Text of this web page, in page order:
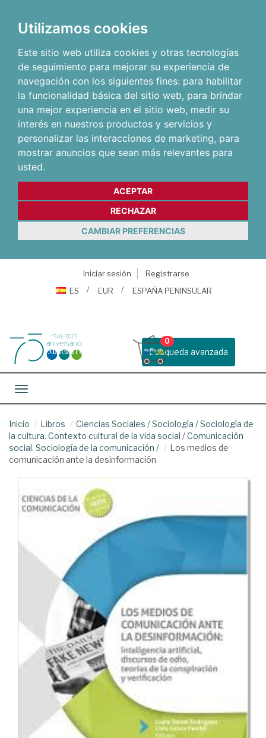
Utilizamos cookies
Este sitio web utiliza cookies y otras tecnologías
de seguimiento para mejorar su experiencia de
navegación con los siguientes fines: para habilitar
la funcionalidad básica del sitio web, para brindar
una mejor experiencia en el sitio web, medir su
interés en nuestros productos y servicios y
personalizar las interacciones de marketing, para
mostrar anuncios que sean más relevantes para
usted.
ACEPTAR
RECHAZAR
CAMBIAR PREFERENCIAS
Iniciar sesión
Registrarse
ES
EUR ESPAÑA PENINSULAR
Busqueda avanzada
0
Toggle navigation
Inicio Libros Ciencias Sociales /Sociología /Sociología de
la cultura. Contexto cultural de la vida social /Comunicación
social. Sociología de la comunicación /
Los medios de
comunicación ante la desinformación